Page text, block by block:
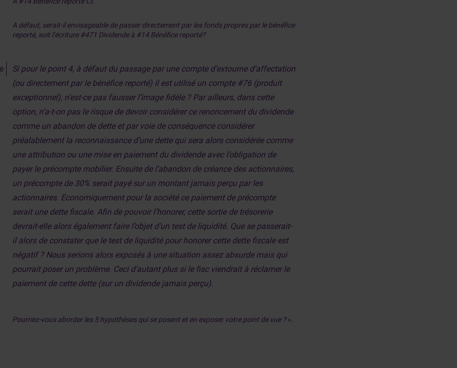
A défaut, serait-il envisageable de passer directement par les fonds propres par le bénéfice
reporté, soit l’écriture #471 Dividende à #14 Bénéfice reporté?
Si pour le point 4, à défaut du passage par une compte d’extourne d’affectation
(ou directement par le bénéfice reporté) il est utilisé un compte #76 (produit
exceptionnel), n’est-ce pas fausser l’image fidèle ? Par ailleurs, dans cette
option, n’a-t-on pas le risque de devoir considérer ce renoncement du dividende
comme un abandon de dette et par voie de conséquence considérer
préalablement la reconnaissance d’une dette qui sera alors considérée comme
une attribution ou une mise en paiement du dividende avec l’obligation de
payer le précompte mobilier. Ensuite de l’abandon de créance des actionnaires,
un précompte de 30% serait payé sur un montant jamais perçu par les
actionnaires. Economiquement pour la société ce paiement de précompte
serait une dette fiscale. Afin de pouvoir l’honorer, cette sortie de trésorerie
devrait-elle alors également faire l’objet d’un test de liquidité. Que se passerait-
il alors de constater que le test de liquidité pour honorer cette dette fiscale est
négatif ? Nous serions alors exposés à une situation assez absurde mais qui
pourrait poser un problème. Ceci d’autant plus si le fisc viendrait à réclamer le
paiement de cette dette (sur un dividende jamais perçu).
Pourriez-vous aborder les 5 hypothèses qui se posent et en exposer votre point de vue ?».